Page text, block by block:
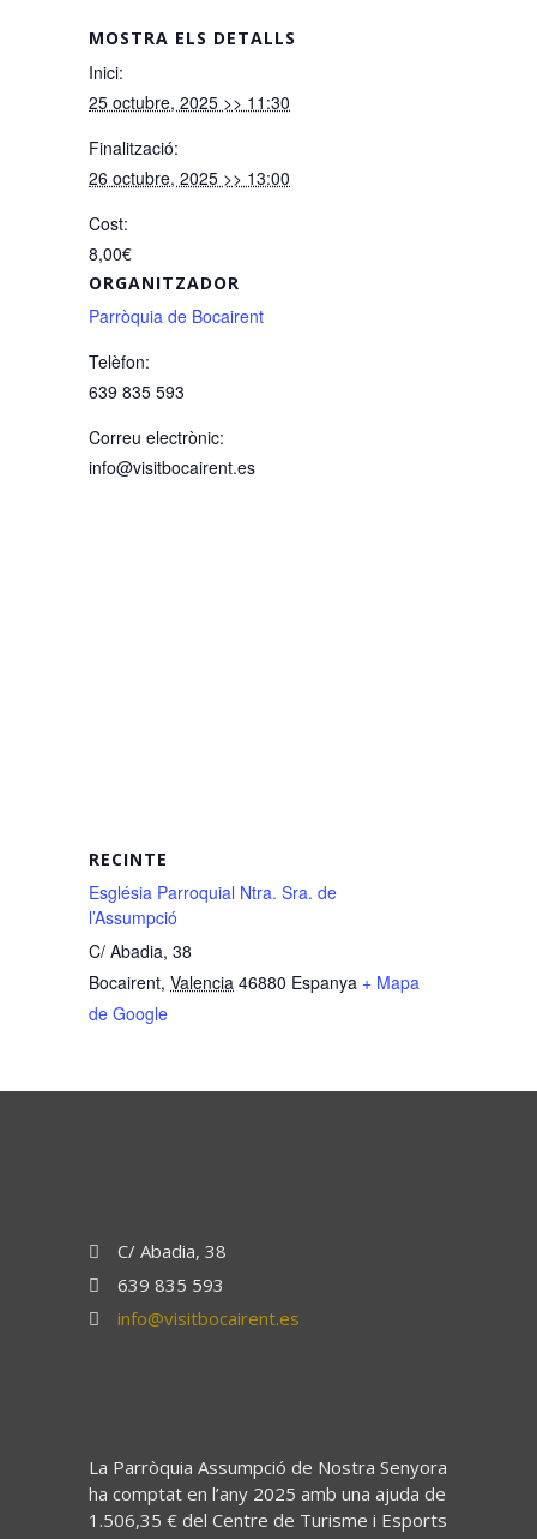
MOSTRA ELS DETALLS
Inici:
25 octubre, 2025 >> 11:30
Finalització:
26 octubre, 2025 >> 13:00
Cost:
8,00€
ORGANITZADOR
Parròquia de Bocairent
Telèfon:
639 835 593
Correu electrònic:
info@visitbocairent.es
RECINTE
Església Parroquial Ntra. Sra. de
l’Assumpció
C/ Abadia, 38
Bocairent, Valencia 46880 Espanya + Mapa
de Google
C/ Abadia, 38
639 835 593
info@visitbocairent.es
La Parròquia Assumpció de Nostra Senyora
ha comptat en l’any 2025 amb una ajuda de
1.506,35 € del Centre de Turisme i Esports